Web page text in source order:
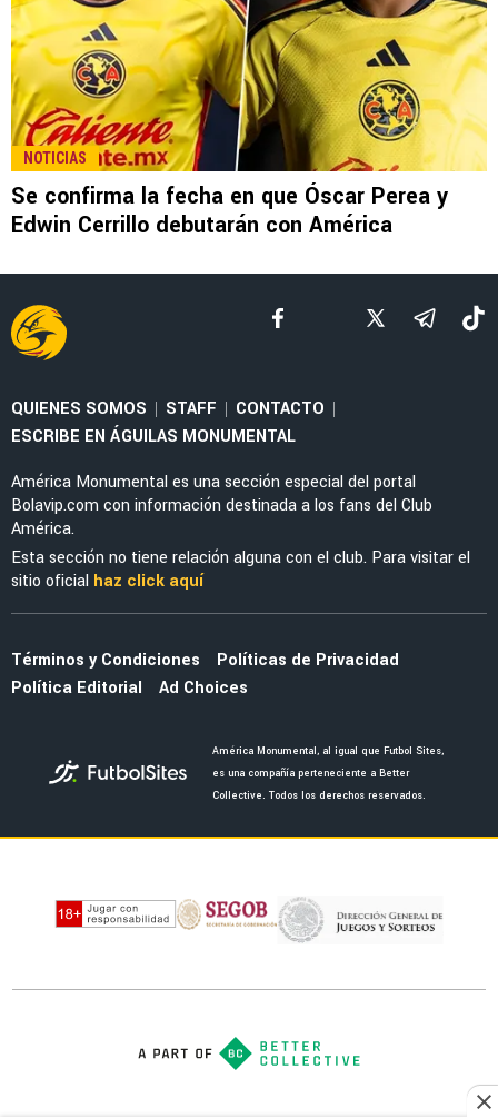
LEE TAMBIÉN
LEAGUES CUP 2026
¡Ya se estrenó! Federico Viñas marca su
primer gol con Toluca en la Leagues Cup 2026
Andrea Falcón, ex-figura de América Femenil